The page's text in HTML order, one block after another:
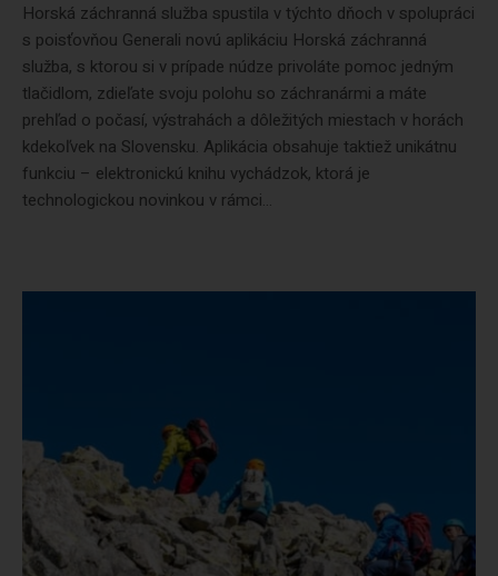
Horská záchranná služba spustila v týchto dňoch v spolupráci
s poisťovňou Generali novú aplikáciu Horská záchranná
služba, s ktorou si v prípade núdze privoláte pomoc jedným
tlačidlom, zdieľate svoju polohu so záchranármi a máte
prehľad o počasí, výstrahách a dôležitých miestach v horách
kdekoľvek na Slovensku. Aplikácia obsahuje taktiež unikátnu
funkciu – elektronickú knihu vychádzok, ktorá je
technologickou novinkou v rámci...